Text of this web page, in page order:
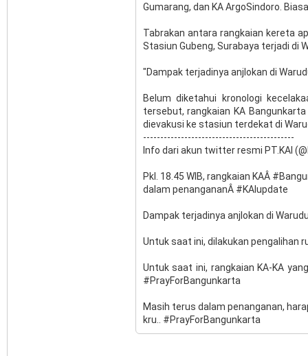
Gumarang, dan KA ArgoSindoro.
Tabrakan antara rangkaian kereta
Stasiun Gubeng, Surabaya terjadi di
"Dampak terjadinya anjlokan di
Belum diketahui kronologi
tersebut, rangkaian KA
dievakusi ke stasiun terdekat di
--------------------------------------------
Info dari akun twitter resmi PT.KAI
Pkl. 18.45 WIB, rangkaian KAÂ
dalam penangananÂ #KAIupdate
Dampak terjadinya anjlokan di
Untuk saat ini, dilakukan pengalihan
Untuk saat ini, rangkaian KA-KA
#PrayForBangunkarta
Masih terus dalam penanganan,
kru.. #PrayForBangunkarta